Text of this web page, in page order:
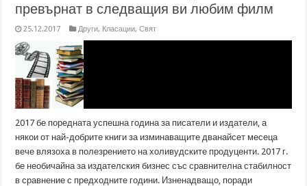
превърнат в следващия ви любим филм
25.12.2017 Други, Класации,Свят
2017 бе поредната успешна година за писатели и издатели, а
някои от най-добрите книги за изминаващите дванайсет месеца
вече влязоха в полезрението на холивудските продуценти. 2017 г.
бе необичайна за издателския бизнес със сравнителна стабилност
в сравнение с предходните години. Изненадващо, поради